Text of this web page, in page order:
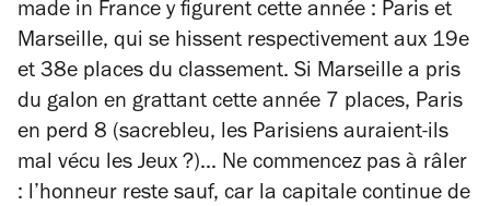
made in France y figurent cette année : Paris et
Marseille, qui se hissent respectivement aux 19e
et 38e places du classement. Si Marseille a pris
du galon en grattant cette année 7 places, Paris
en perd 8 (sacrebleu, les Parisiens auraient-ils
mal vécu les Jeux ?)... Ne commencez pas à râler
: l’honneur reste sauf, car la capitale continue de